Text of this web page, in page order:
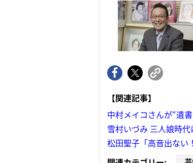
【関連記事】
中村メイコさんが“遺
雪村いづみ 三人娘時代
松田聖子「高音出ない